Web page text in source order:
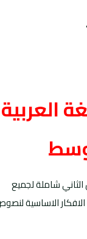
العربية
شاملة لجميع
الاساسية